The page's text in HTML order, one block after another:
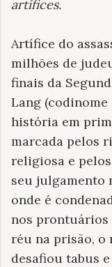
artífices.
Artífice do
milhões de
finais da
Lang
história em
marcada pelos
religiosa e
seu julgamento
onde é
nos prontuários
réu na prisão, o
desafiou tabus